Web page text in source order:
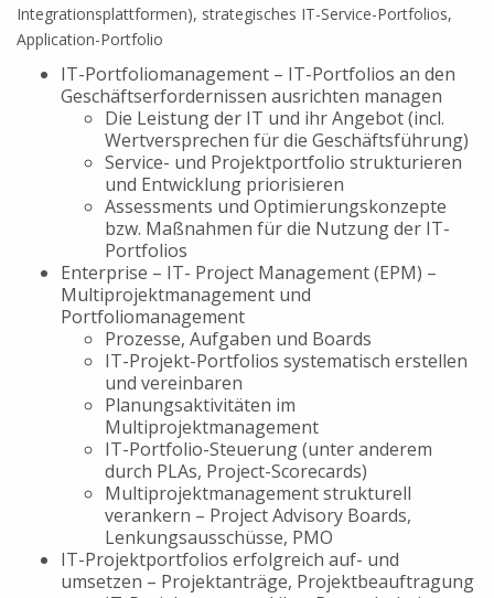
Integrationsplattformen), strategisches IT-Service-Portfolios,
Application-Portfolio
IT-Portfoliomanagement – IT-Portfolios an den
Geschäftserfordernissen ausrichten managen
Die Leistung der IT und ihr Angebot (incl.
Wertversprechen für die Geschäftsführung)
Service- und Projektportfolio strukturieren
und Entwicklung priorisieren
Assessments und Optimierungskonzepte
bzw. Maßnahmen für die Nutzung der IT-
Portfolios
Enterprise – IT- Project Management (EPM) –
Multiprojektmanagement und
Portfoliomanagement
Prozesse, Aufgaben und Boards
IT-Projekt-Portfolios systematisch erstellen
und vereinbaren
Planungsaktivitäten im
Multiprojektmanagement
IT-Portfolio-Steuerung (unter anderem
durch PLAs, Project-Scorecards)
Multiprojektmanagement strukturell
verankern – Project Advisory Boards,
Lenkungsausschüsse, PMO
IT-Projektportfolios erfolgreich auf- und
umsetzen – Projektanträge, Projektbeauftragung